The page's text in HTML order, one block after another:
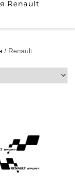
Renault
/ Renault